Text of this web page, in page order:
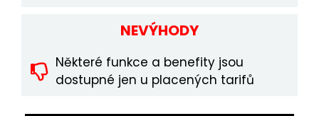
NEVÝHODY
Některé funkce a benefity jsou
dostupné jen u placených tarifů